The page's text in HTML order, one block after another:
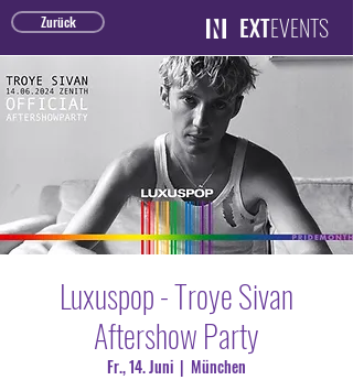
Zurück EXTEVENTS
Luxuspop - Troye Sivan
Aftershow Party
Fr., 14. Juni
  |
München